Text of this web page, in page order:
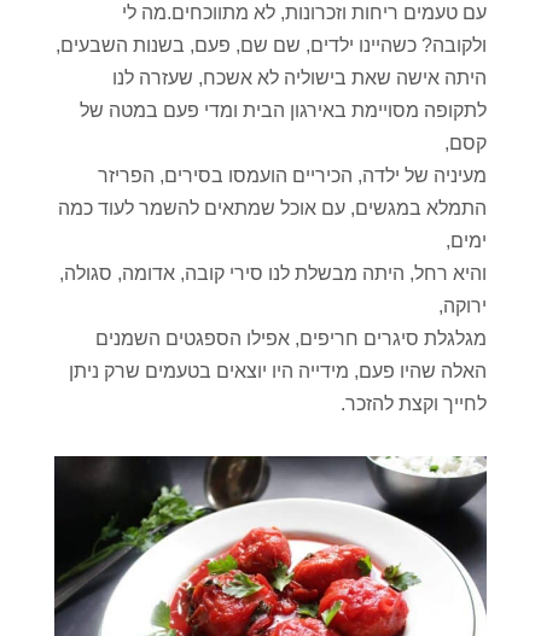
עם טעמים ריחות וזכרונות, לא מתווכחים.מה לי
ולקובה? כשהיינו ילדים, שם שם, פעם, בשנות השבעים,
היתה אישה שאת בישוליה לא אשכח, שעזרה לנו
לתקופה מסויימת באירגון הבית ומדי פעם במטה של
קסם,
מעיניה של ילדה, הכיריים הועמסו בסירים, הפריזר
התמלא במגשים, עם אוכל שמתאים להשמר לעוד כמה
ימים,
והיא רחל, היתה מבשלת לנו סירי קובה, אדומה, סגולה,
ירוקה,
מגלגלת סיגרים חריפים, אפילו הספגטים השמנים
האלה שהיו פעם, מידייה היו יוצאים בטעמים שרק ניתן
לחייך וקצת להזכר.